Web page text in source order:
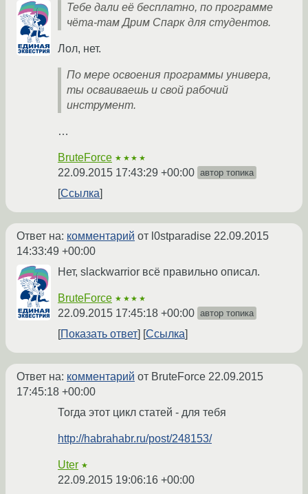
Тебе дали её бесплатно, по программе
чёта-там Дрим Спарк для студентов.
Лол, нет.
По мере освоения программы универа,
ты осваиваешь и свой рабочий
инструмент.
…
BruteForce ★★★★
22.09.2015 17:43:29 +00:00 автор топика
Ссылка
Ответ на: комментарий от l0stparadise 22.09.2015
14:33:49 +00:00
Нет, slackwarrior всё правильно описал.
BruteForce ★★★★
22.09.2015 17:45:18 +00:00 автор топика
Показать ответ Ссылка
Ответ на: комментарий от BruteForce 22.09.2015
17:45:18 +00:00
Тогда этот цикл статей - для тебя
http://habrahabr.ru/post/248153/
Uter ★
22.09.2015 19:06:16 +00:00